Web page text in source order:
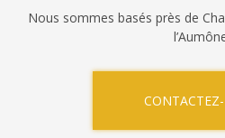
Nous sommes basés près de